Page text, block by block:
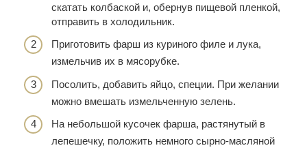
скатать колбаской и, обернув пищевой пленкой,
отправить в холодильник.
Приготовить фарш из куриного филе и лука,
измельчив их в мясорубке.
Посолить, добавить яйцо, специи. При желании
можно вмешать измельченную зелень.
На небольшой кусочек фарша, растянутый в
лепешечку, положить немного сырно-масляной